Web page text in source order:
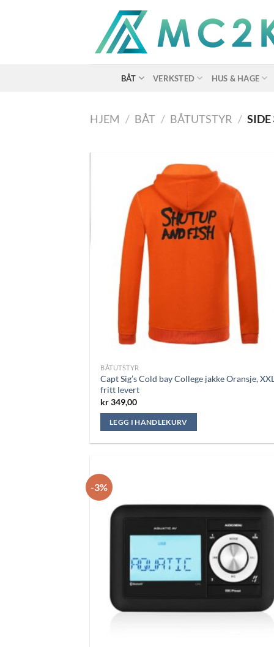
BÅT VERKSTED HUS & HAGE
HJEM / BÅT / BÅTUTSTYR / SIDE
BÅTUTSTYR
Capt Sig’s Cold bay College jakke Oransje,
fritt levert
kr349,00
LEGG I HANDLEKURV
-3%